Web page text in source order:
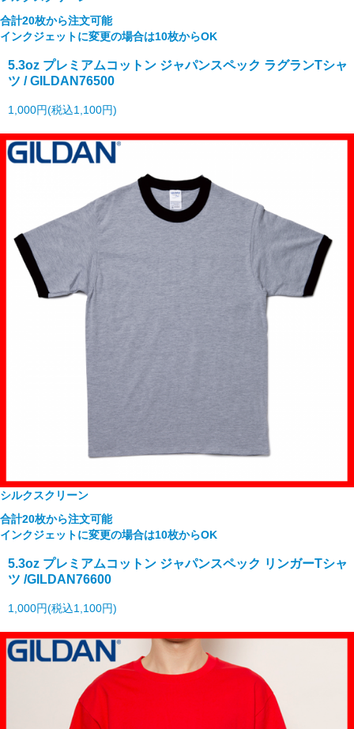
合計20枚から注文可能
インクジェットに変更の場合は10枚からOK
5.3oz プレミアムコットン ジャパンスペック ラグランTシャ
ツ / GILDAN76500
1,000円(税込1,100円)
シルクスクリーン
合計20枚から注文可能
インクジェットに変更の場合は10枚からOK
5.3oz プレミアムコットン ジャパンスペック リンガーTシャ
ツ /GILDAN76600
1,000円(税込1,100円)